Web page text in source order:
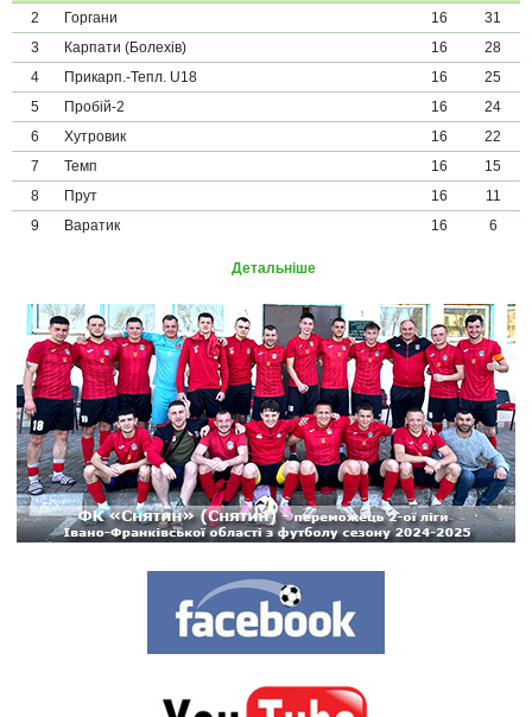
2 Горгани 16
31
3
Карпати (Болехів) 16
28
4
Прикарп.-Тепл. U18 16
25
5
Пробій-2 16
24
6
Хутровик 16
22
7
Темп 16
15
8
Прут 16
11
9
Варатик 16 6
Детальніше